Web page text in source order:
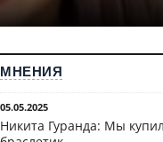
МНЕНИЯ
05.05.2025
Никита Гуранда: Мы